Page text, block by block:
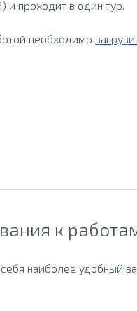
и проходит в один тур.
необходимо
к
наиболее удобный